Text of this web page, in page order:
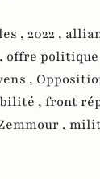
, 2022 ,
offre politique
,
, front
,